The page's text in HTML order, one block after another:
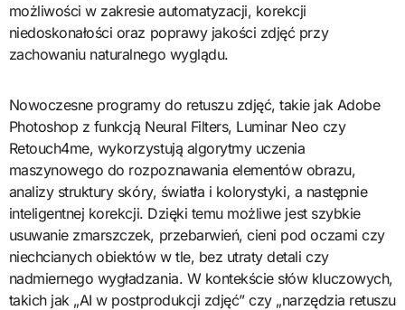
możliwości w zakresie automatyzacji, korekcji
niedoskonałości oraz poprawy jakości zdjęć przy
zachowaniu naturalnego wyglądu.
Nowoczesne programy do retuszu zdjęć, takie jak Adobe
Photoshop z funkcją Neural Filters, Luminar Neo czy
Retouch4me, wykorzystują algorytmy uczenia
maszynowego do rozpoznawania elementów obrazu,
analizy struktury skóry, światła i kolorystyki, a następnie
inteligentnej korekcji. Dzięki temu możliwe jest szybkie
usuwanie zmarszczek, przebarwień, cieni pod oczami czy
niechcianych obiektów w tle, bez utraty detali czy
nadmiernego wygładzania. W kontekście słów kluczowych,
takich jak „AI w postprodukcji zdjęć” czy „narzędzia retuszu